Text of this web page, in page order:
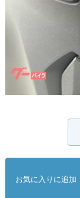
お気に入りに追加